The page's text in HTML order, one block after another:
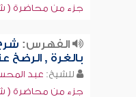
جزء من محاضرة ( شرح
الفهرس:
بالغرة , الرضخ
للشيخ: عبد
جزء من محاضرة ( شرح